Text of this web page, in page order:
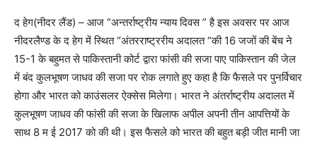
द हेग(नीदर लैंड) – आज “अन्तर्राष्ट्रीय न्याय दिवस ” है इस अवसर पर आज
नीदरलैण्ड के द हेग में स्थित “अंतरराष्ट्ररीय अदालत “की 16 जजों की बेंच ने
15-1 के बहुमत से पाकिस्तानी कोर्ट द्वारा फांसी की सजा पाए पाकिस्तान की जेल
में बंद कुलभूषण जाधव की सजा पर रोक लगाते हुए कहा है कि फैसले पर पुनर्विचार
होगा और भारत को काउंसलर ऐक्सेस मिलेगा। भारत ने अंतर्राष्ट्रीय अदालत में
कुलभूषण जाधव की फांसी की सजा के खिलाफ अपील अपनी तीन आपत्तियों के
साथ 8 म ई 2017 को की थी। इस फैसले को भारत की बहुत बड़ी जीत मानी जा